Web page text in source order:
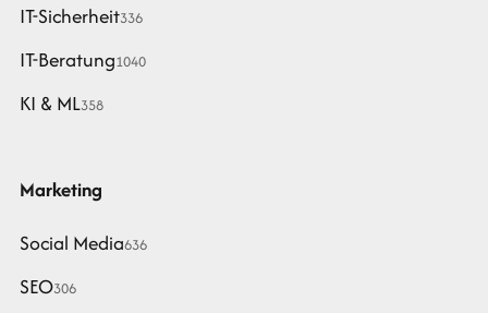
IT-Sicherheit336
IT-Beratung1040
KI & ML358
Marketing
Social Media636
SEO306